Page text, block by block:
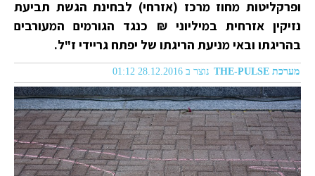
ופרקליטות מחוז מרכז (אזרחי) לבחינת הגשת תביעת
נזיקין אזרחית במיליוני ₪ כנגד הגורמים המעורבים
בהריגתו ובאי מניעת הריגתו של יפתח גריידי ז"ל.
מערכת THE-PULSE נוצר ב 28.12.2016 01:12